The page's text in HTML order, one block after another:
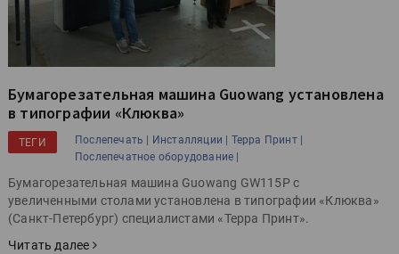
Бумагорезательная машина Guowang установлена
в типографии «Клюква»
ТЕГИ Послепечать | Инсталляции |
Терра Принт |
Послепечатное оборудование |
Бумагорезательная машина Guowang GW115P с
увеличенными столами установлена в типографии «Клюква»
(Санкт-Петербург) специалистами «Терра Принт».
Читать далее